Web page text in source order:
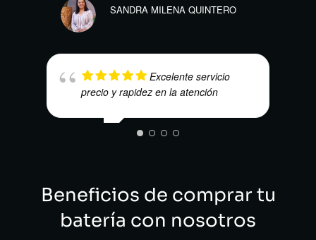
SANDRA MILENA QUINTERO
Excelente servicio
precio y rapidez en la atención
Beneficios de comprar tu
batería con nosotros